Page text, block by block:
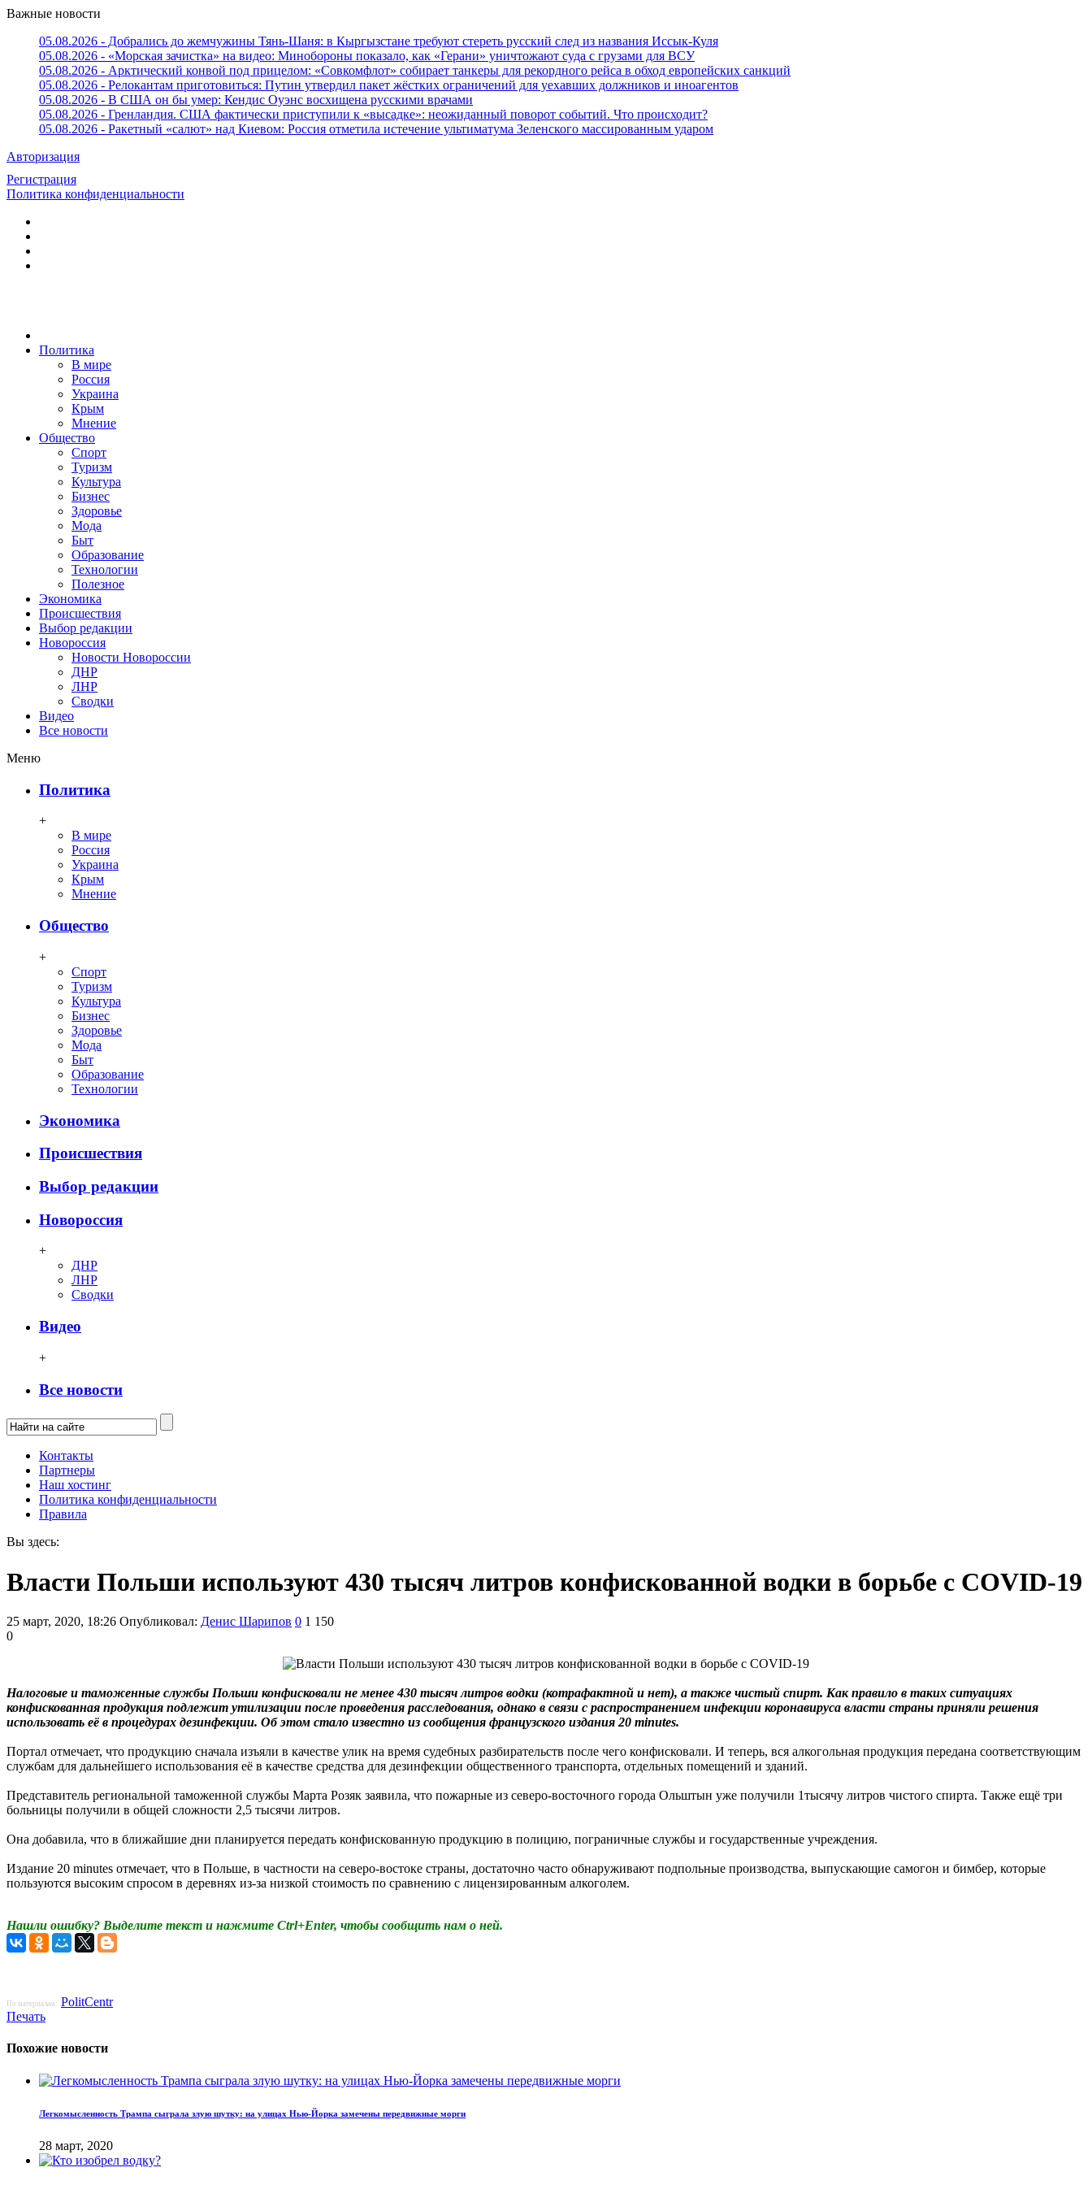
Важные новости
05.08.2026 - Добрались до жемчужины Тянь-Шаня: в Кыргызстане требуют стереть русский след из названия Иссык-Куля
05.08.2026 - «Морская зачистка» на видео: Минобороны показало, как «Герани» уничтожают суда с грузами для ВСУ
05.08.2026 - Арктический конвой под прицелом: «Совкомфлот» собирает танкеры для рекордного рейса в обход европейских санкций
05.08.2026 - Релокантам приготовиться: Путин утвердил пакет жёстких ограничений для уехавших должников и иноагентов
05.08.2026 - В США он бы умер: Кендис Оуэнс восхищена русскими врачами
05.08.2026 - Гренландия. США фактически приступили к «высадке»: неожиданный поворот событий. Что происходит?
05.08.2026 - Ракетный «салют» над Киевом: Россия отметила истечение ультиматума Зеленского массированным ударом
Авторизация
Регистрация
Политика конфиденциальности
Политика
В мире
Россия
Украина
Крым
Мнение
Общество
Спорт
Туризм
Культура
Бизнес
Здоровье
Мода
Быт
Образование
Технологии
Полезное
Экономика
Происшествия
Выбор редакции
Новороссия
Новости Новороссии
ДНР
ЛНР
Сводки
Видео
Все новости
Меню
Политика
+
В мире
Россия
Украина
Крым
Мнение
Общество
+
Спорт
Туризм
Культура
Бизнес
Здоровье
Мода
Быт
Образование
Технологии
Экономика
Происшествия
Выбор редакции
Новороссия
+
ДНР
ЛНР
Сводки
Видео
+
Все новости
Контакты
Партнеры
Наш хостинг
Политика конфиденциальности
Правила
Вы здесь:
Власти Польши используют 430 тысяч литров конфискованной водки в борьбе с COVID-19
25 март, 2020, 18:26 Опубликовал: Денис Шарипов 0 1 150
0
Налоговые и таможенные службы Польши конфисковали не менее 430 тысяч литров водки (котрафактной и нет), а также чистый спирт. Как правило в таких ситуациях
конфискованная продукция подлежит утилизации после проведения расследования, однако в связи с распространением инфекции коронавируса власти страны приняли решения
использовать её в процедурах дезинфекции. Об этом стало известно из сообщения французского издания 20 minutes.
Портал отмечает, что продукцию сначала изъяли в качестве улик на время судебных разбирательств после чего конфисковали. И теперь, вся алкогольная продукция передана соответствующим
службам для дальнейшего использования её в качестве средства для дезинфекции общественного транспорта, отдельных помещений и зданий.
Представитель региональной таможенной службы Марта Розяк заявила, что пожарные из северо-восточного города Ольштын уже получили 1тысячу литров чистого спирта. Также ещё три
больницы получили в общей сложности 2,5 тысячи литров.
Она добавила, что в ближайшие дни планируется передать конфискованную продукцию в полицию, пограничные службы и государственные учреждения.
Издание 20 minutes отмечает, что в Польше, в частности на северо-востоке страны, достаточно часто обнаруживают подпольные производства, выпускающие самогон и бимбер, которые
пользуются высоким спросом в деревнях из-за низкой стоимость по сравнению с лицензированным алкоголем.
Нашли ошибку? Выделите текст и нажмите Ctrl+Enter, чтобы сообщить нам о ней.
По материалам: PolitCentr
Печать
Похожие новости
Легкомысленность Трампа сыграла злую шутку: на улицах Нью-Йорка замечены передвижные морги
28 март, 2020